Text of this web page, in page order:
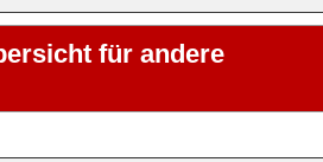
für andere